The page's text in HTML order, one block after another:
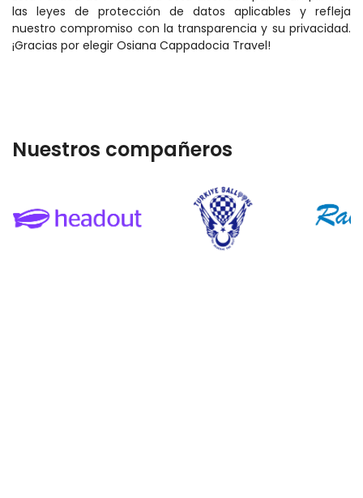
las leyes de protección de datos aplicables y refleja
nuestro compromiso con la transparencia y su privacidad.
¡Gracias por elegir Osiana Cappadocia Travel!
Nuestros compañeros